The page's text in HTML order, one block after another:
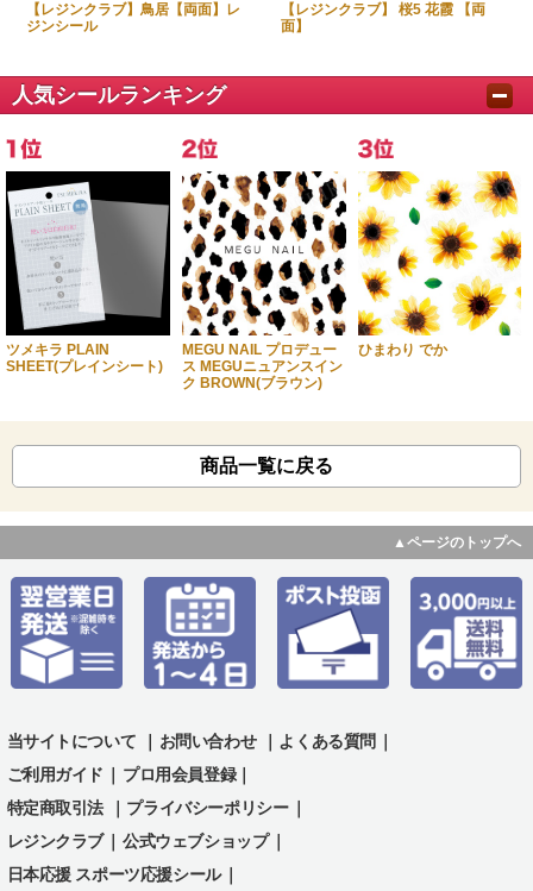
【レジンクラブ】鳥居【両面】レ
ジンシール
【レジンクラブ】 桜5 花霞 【両
面】
人気シールランキング
ツメキラ PLAIN
SHEET(プレインシート)
MEGU NAIL プロデュー
ス MEGUニュアンスイン
ク BROWN(ブラウン)
ひまわり でか
商品一覧に戻る
▲ページのトップへ
当サイトについて お問い合わせ よくある質問
ご利用ガイド
プロ用会員登録｜
特定商取引法
プライバシーポリシー
レジンクラブ
公式ウェブショップ｜
日本応援 スポーツ応援シール